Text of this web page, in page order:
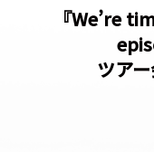
『We’re
ツア